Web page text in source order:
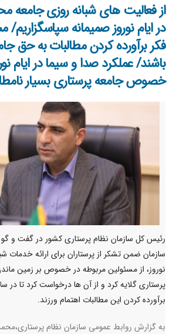
از فعالیت های شبانه روزی جامعه
در ایام نوروز صمیمانه سپاسگزاریم/
فکر برآورده کردن مطالبات به حق
باشند/ عملکرد صدا و سیما در ایام
خصوص جامعه پرستاری بسیار
رئیس کل سازمان نظام پرستاری کشور در گفت و گو
سازمان ضمن تشکر از پرستاران برای ارائه خدمات
نوروز، از مسئولین مربوطه در خصوص بر زمین
پرستاری گلایه کرد و از آن ها درخواست کرد تا در
برآورده کردن این مطالبات اهتمام ورزند.
به گزارش روابط عمومي سازمان نظام